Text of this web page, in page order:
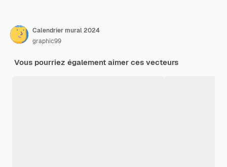
Calendrier mural 2024
graphic99
Vous pourriez également aimer ces vecteurs